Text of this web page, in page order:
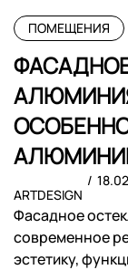
ПОМЕЩЕНИЯ
ARTDESIGN
Фасадное
современное
эстетику,